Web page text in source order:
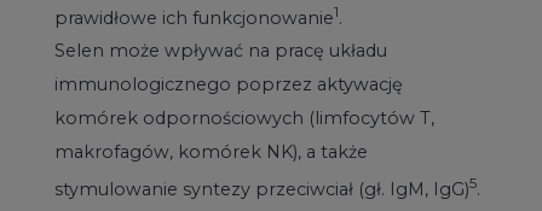
prawidłowe ich funkcjonowanie1.
Selen może wpływać na pracę układu
immunologicznego poprzez aktywację
komórek odpornościowych (limfocytów T,
makrofagów, komórek NK), a także
stymulowanie syntezy przeciwciał (gł. IgM, IgG)5.